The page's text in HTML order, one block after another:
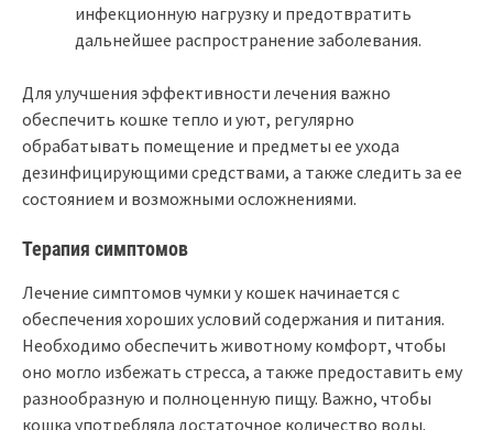
инфекционную нагрузку и предотвратить
дальнейшее распространение заболевания.
Для улучшения эффективности лечения важно
обеспечить кошке тепло и уют, регулярно
обрабатывать помещение и предметы ее ухода
дезинфицирующими средствами, а также следить за ее
состоянием и возможными осложнениями.
Терапия симптомов
Лечение симптомов чумки у кошек начинается с
обеспечения хороших условий содержания и питания.
Необходимо обеспечить животному комфорт, чтобы
оно могло избежать стресса, а также предоставить ему
разнообразную и полноценную пищу. Важно, чтобы
кошка употребляла достаточное количество воды.